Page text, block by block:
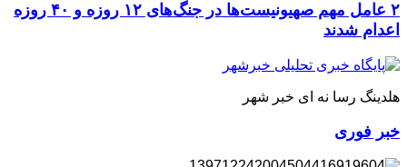
۲ عامل مهم صهیونیست‌ها در جنگ‌های ۱۲ روزه و ۴۰ روزه
اعدام شدند
هلدینگ رسا نه ای خبر شهر
خبر فوری